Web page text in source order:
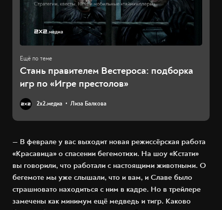
Стань правителем Вестероса: подборка
игр по «Игре престолов»
2х2.медиа Лиза Балкова
— В феврале у вас выходит новая режиссёрская работа
«Красавица» о спасении бегемотихи. На шоу «Кстати»
вы говорили, что работали с настоящими животными. О
бегемоте мы уже слышали, что и вам, и Славе было
страшновато находиться с ним в кадре. Но в трейлере
замечены как минимум ещё медведь и тигр. Каково